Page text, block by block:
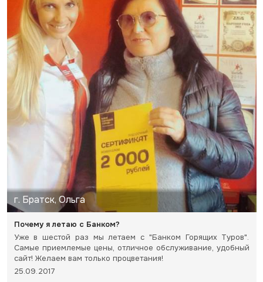
г. Братск, Ольга
Почему я летаю с Банком?
Уже в шестой раз мы летаем с "Банком Горящих Туров".
Самые приемлемые цены, отличное обслуживание, удобный
сайт! Желаем вам только процветания!
25.09.2017